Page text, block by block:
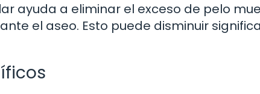
ayuda a eliminar el exceso de pelo
el aseo. Esto puede disminuir